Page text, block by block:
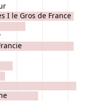
I le Gros de France